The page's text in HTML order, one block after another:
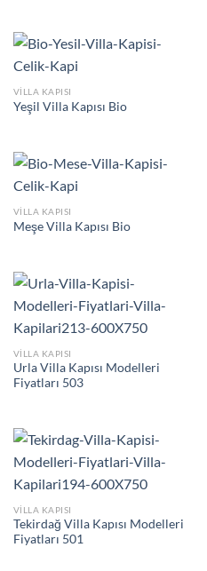
VILLA KAPISI
Yeşil Villa Kapısı Bio
VILLA KAPISI
Meşe Villa Kapısı Bio
VILLA KAPISI
Urla Villa Kapısı Modelleri
Fiyatları 503
VILLA KAPISI
Tekirdağ Villa Kapısı Modelleri
Fiyatları 501